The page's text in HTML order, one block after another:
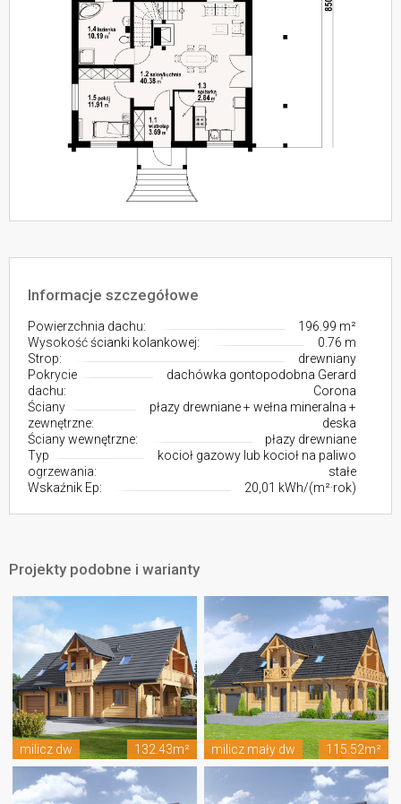
Informacje szczegółowe
Powierzchnia dachu:
196.99 m²
Wysokość ścianki kolankowej:
0.76 m
Strop:
drewniany
Pokrycie
dachu:
dachówka gontopodobna Gerard
Corona
Ściany
zewnętrzne:
płazy drewniane + wełna mineralna +
deska
Ściany wewnętrzne:
płazy drewniane
Typ
ogrzewania:
kocioł gazowy lub kocioł na paliwo
stałe
Wskaźnik Ep:
20,01 kWh/(m²·rok)
Projekty podobne i warianty
milicz dw 132.43m² milicz mały dw 115.52m²